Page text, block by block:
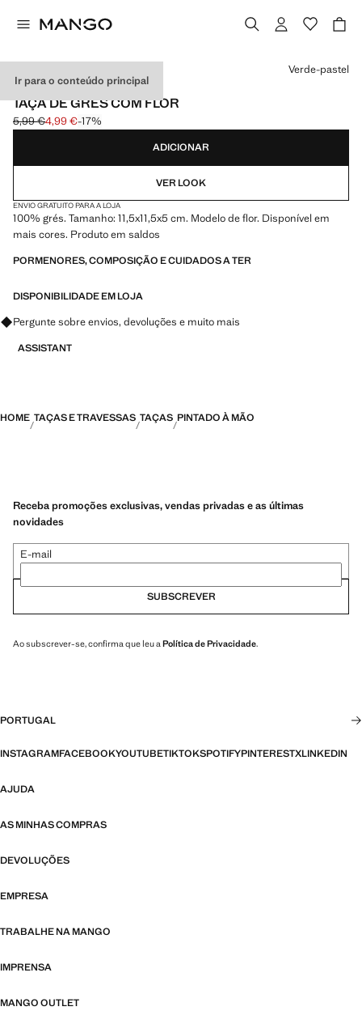
Ir para o conteúdo principal
MADE IN PORTUGAL
TAÇA DE GRÉS COM FLOR
Preço inicial riscado [5,99 € ]
5,99 €
Preço atual [4,99 € ]
4,99 €-17%
Selecione uma cor
Verde-pastel
ADICIONAR
VER LOOK
ENVIO GRATUITO PARA A LOJA
100% grés. Tamanho: 11,5x11,5x5 cm. Modelo de flor. Disponível em
mais cores. Produto em saldos
PORMENORES, COMPOSIÇÃO E CUIDADOS A TER
DISPONIBILIDADE EM LOJA
Pergunte sobre envios, devoluções e muito mais
ASSISTANT
HOME TAÇAS E TRAVESSAS TAÇAS PINTADO À MÃO
Receba promoções exclusivas, vendas privadas e as últimas
novidades
E-mail
SUBSCREVER
Ao subscrever-se, confirma que leu a Política de Privacidade.
PORTUGAL
INSTAGRAMFACEBOOKYOUTUBETIKTOKSPOTIFYPINTERESTXLINKEDIN
AJUDA
AS MINHAS COMPRAS
DEVOLUÇÕES
EMPRESA
TRABALHE NA MANGO
IMPRENSA
MANGO OUTLET